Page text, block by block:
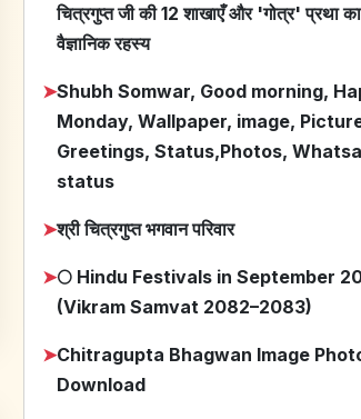
चित्रगुप्त जी की 12 शाखाएँ और 'गोत्र' प्रथा
वैज्ञानिक रहस्य
➤Shubh Somwar, Good morning,
Monday, Wallpaper, image,
Greetings, Status,Photos,
status
➤श्री चित्रगुप्त भगवान परिवार
➤🌕 Hindu Festivals in September
(Vikram Samvat 2082–2083)
➤Chitragupta Bhagwan Image
Download